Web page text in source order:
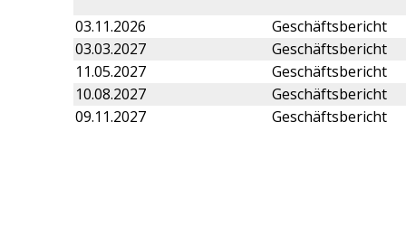
03.11.2026
Geschäftsbericht
03.03.2027
Geschäftsbericht
11.05.2027
Geschäftsbericht
10.08.2027
Geschäftsbericht
09.11.2027
Geschäftsbericht